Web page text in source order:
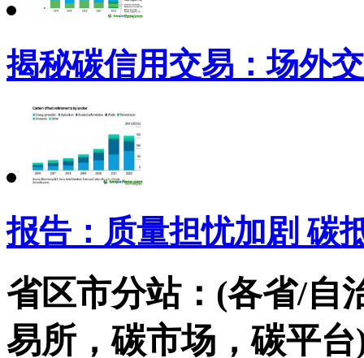
揭秘碳信用交易：场外
报告：质量担忧加剧 碳
省区市分站：(各省/自
易所，碳市场，碳平台